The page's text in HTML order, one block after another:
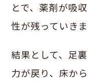
とで、薬剤が吸
性が残っていきま
結果として、足
力が戻り、床か